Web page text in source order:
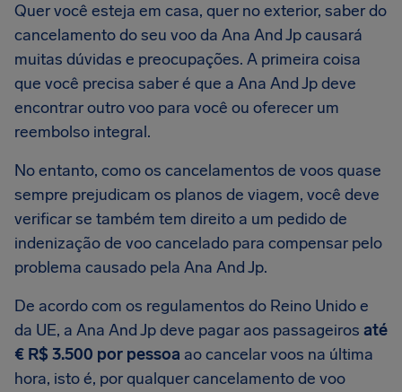
Quer você esteja em casa, quer no exterior, saber do
cancelamento do seu voo da Ana And Jp causará
muitas dúvidas e preocupações. A primeira coisa
que você precisa saber é que a Ana And Jp deve
encontrar outro voo para você ou oferecer um
reembolso integral.
No entanto, como os cancelamentos de voos quase
sempre prejudicam os planos de viagem, você deve
verificar se também tem direito a um pedido de
indenização de voo cancelado para compensar pelo
problema causado pela Ana And Jp.
De acordo com os regulamentos do Reino Unido e
da UE, a Ana And Jp deve pagar aos passageiros até
€ R$ 3.500 por pessoa ao cancelar voos na última
hora, isto é, por qualquer cancelamento de voo